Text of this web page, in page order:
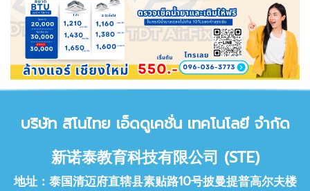
บริษัท สิโนไทย เอ็ดดูเคชั่น เทคโนโลยี จำกัด
新诺泰教育科技有限公司 (STE)
地址：泰国清迈府直辖县素贴路10号披曼提普高尔夫楼